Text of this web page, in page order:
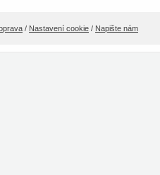
/ Nastavení cookie / Napište nám